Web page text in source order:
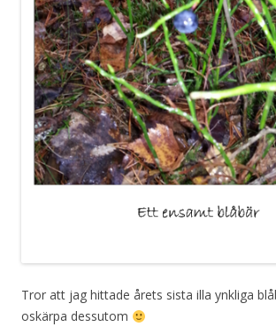
Tror att jag hittade årets sista illa ynkliga
oskärpa dessutom